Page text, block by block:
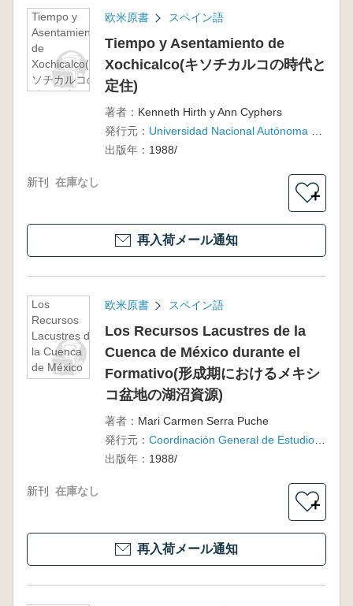
Tiempo y
Asentamiento
de
Xochicalco(キ
ソチカルコの
時代と定住)
欧米原書 スペイン語
Tiempo y Asentamiento de
Xochicalco(キソチカルコの時代と
定住)
著者： Kenneth Hirth y Ann Cyphers
発行元：
出版年： 1988/
新刊 在庫なし
＋
再入荷メール通知
Los
Recursos
Lacustres de
la Cuenca
de México
durante el
欧米原書 スペイン語
Los Recursos Lacustres de la
Cuenca de México durante el
Formativo(形成期におけるメキシ
コ盆地の湖沼資源)
著者： Mari Carmen Serra Puche
発行元：
Coordinación General de Estudios de Posgrado, Instituto de Investigaciones Antropológicas, Universidad Nacional Autónoma de México
出版年： 1988/
新刊 在庫なし
＋
再入荷メール通知